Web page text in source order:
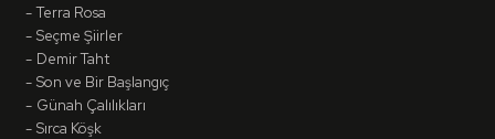
Terra Rosa
Seçme Şiirler
Demir Taht
Son ve Bir Başlangıç
Günah Çalılıkları
Sırca Köşk